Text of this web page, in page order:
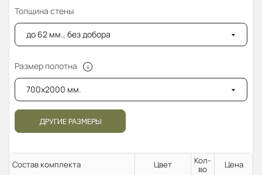
Толщина стены
до 62 мм., без добора
Размер полотна
700x2000 мм.
ДРУГИЕ РАЗМЕРЫ
Состав комплекта Цвет
Кол-
во
Цена